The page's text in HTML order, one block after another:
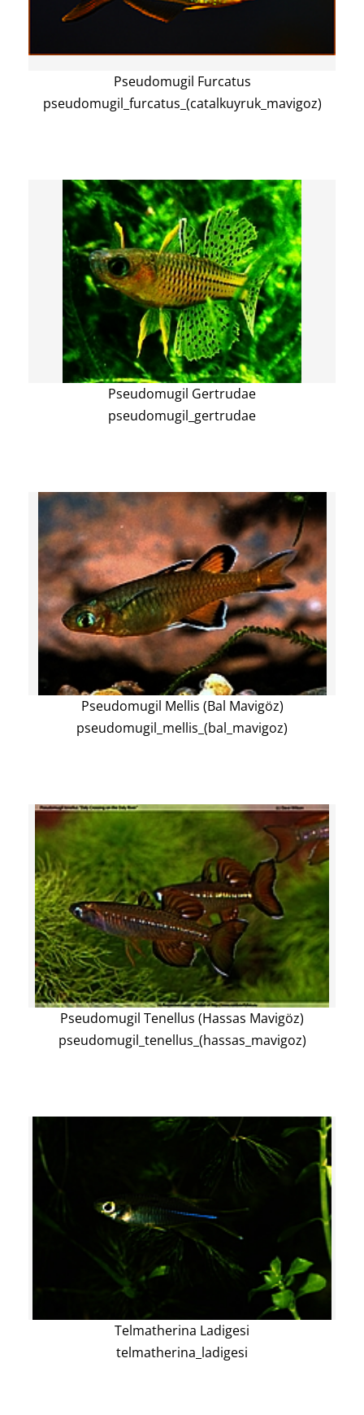
Pseudomugil Furcatus
pseudomugil_furcatus_(catalkuyruk_mavigoz)
Pseudomugil Gertrudae
pseudomugil_gertrudae
Pseudomugil Mellis (Bal Mavigöz)
pseudomugil_mellis_(bal_mavigoz)
Pseudomugil Tenellus (Hassas Mavigöz)
pseudomugil_tenellus_(hassas_mavigoz)
Telmatherina Ladigesi
telmatherina_ladigesi